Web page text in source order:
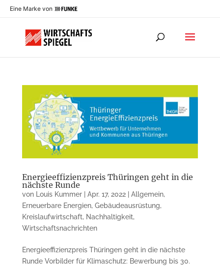
Eine Marke von
Energieeffizienzpreis Thüringen geht in die
nächste Runde
von Louis Kummer| Apr. 17, 2022| Allgemein,
Erneuerbare Energien, Gebäudeausrüstung,
Kreislaufwirtschaft, Nachhaltigkeit,
Wirtschaftsnachrichten
Energieeffizienzpreis Thüringen geht in die nächste
Runde Vorbilder für Klimaschutz: Bewerbung bis 30.